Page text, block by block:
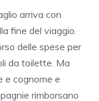
arriva con
fine del viaggio.
delle spese per
da toilette. Ma
e cognome e
rimborsano